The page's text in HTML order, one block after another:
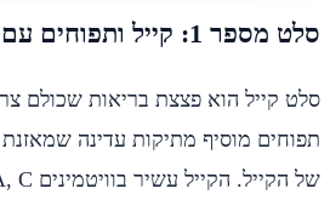
סלט מספר 1: קייל ותפוחים עם רוטב דבש-חרדל
סלט קייל הוא פצצת בריאות שכולם
תפוחים מוסיף מתיקות עדינה